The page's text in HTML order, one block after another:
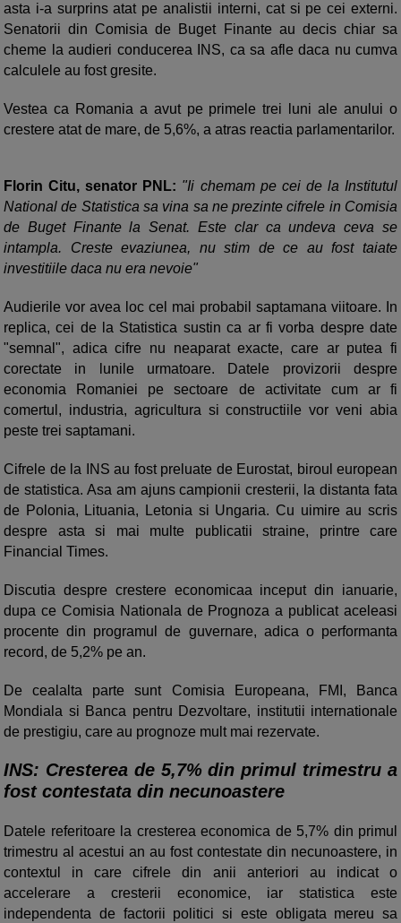
asta i-a surprins atat pe analistii interni, cat si pe cei externi.
Senatorii din Comisia de Buget Finante au decis chiar sa
cheme la audieri conducerea INS, ca sa afle daca nu cumva
calculele au fost gresite.
Vestea ca Romania a avut pe primele trei luni ale anului o
crestere atat de mare, de 5,6%, a atras reactia parlamentarilor.
Florin Citu, senator PNL: "Ii chemam pe cei de la Institutul
National de Statistica sa vina sa ne prezinte cifrele in Comisia
de Buget Finante la Senat. Este clar ca undeva ceva se
intampla. Creste evaziunea, nu stim de ce au fost taiate
investitiile daca nu era nevoie"
Audierile vor avea loc cel mai probabil saptamana viitoare. In
replica, cei de la Statistica sustin ca ar fi vorba despre date
"semnal", adica cifre nu neaparat exacte, care ar putea fi
corectate in lunile urmatoare. Datele provizorii despre
economia Romaniei pe sectoare de activitate cum ar fi
comertul, industria, agricultura si constructiile vor veni abia
peste trei saptamani.
Cifrele de la INS au fost preluate de Eurostat, biroul european
de statistica. Asa am ajuns campionii cresterii, la distanta fata
de Polonia, Lituania, Letonia si Ungaria. Cu uimire au scris
despre asta si mai multe publicatii straine, printre care
Financial Times.
Discutia despre crestere economicaa inceput din ianuarie,
dupa ce Comisia Nationala de Prognoza a publicat aceleasi
procente din programul de guvernare, adica o performanta
record, de 5,2% pe an.
De cealalta parte sunt Comisia Europeana, FMI, Banca
Mondiala si Banca pentru Dezvoltare, institutii internationale
de prestigiu, care au prognoze mult mai rezervate.
INS: Cresterea de 5,7% din primul trimestru a
fost contestata din necunoastere
Datele referitoare la cresterea economica de 5,7% din primul
trimestru al acestui an au fost contestate din necunoastere, in
contextul in care cifrele din anii anteriori au indicat o
accelerare a cresterii economice, iar statistica este
independenta de factorii politici si este obligata mereu sa